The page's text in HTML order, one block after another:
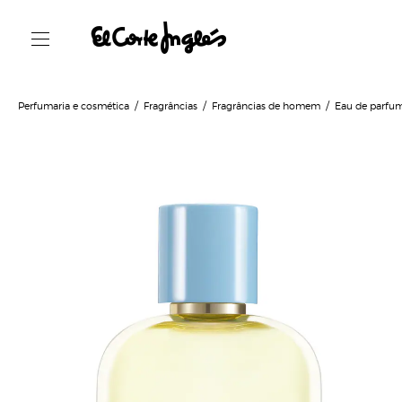
Perfumaria e cosmética Fragrâncias Fragrâncias de homem Eau de